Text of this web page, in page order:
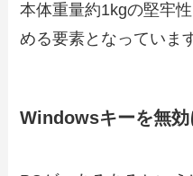
本体重量約1kgの堅牢
める要素となっていま
Windowsキーを無効